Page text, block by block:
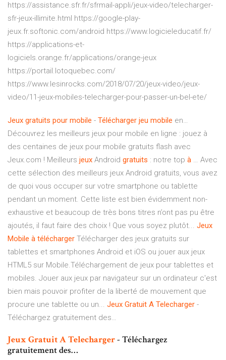
https://assistance.sfr.fr/sfrmail-appli/jeux-video/telecharger-
sfr-jeux-illimite.html https://google-play-
jeux.fr.softonic.com/android https://www.logicieleducatif.fr/
https://applications-et-
logiciels.orange.fr/applications/orange-jeux
https://portail.lotoquebec.com/
https://www.lesinrocks.com/2018/07/20/jeux-video/jeux-
video/11-jeux-mobiles-telecharger-pour-passer-un-bel-ete/
Jeux gratuits pour mobile - Télécharger jeu mobile en…
Découvrez les meilleurs jeux pour mobile en ligne : jouez à
des centaines de jeux pour mobile gratuits flash avec
Jeux.com ! Meilleurs jeux Android gratuits : notre top à … Avec
cette sélection des meilleurs jeux Android gratuits, vous avez
de quoi vous occuper sur votre smartphone ou tablette
pendant un moment. Cette liste est bien évidemment non-
exhaustive et beaucoup de très bons titres n’ont pas pu être
ajoutés, il faut faire des choix ! Que vous soyez plutôt... Jeux
Mobile à télécharger Télécharger des jeux gratuits sur
tablettes et smartphones Android et iOS ou jouer aux jeux
HTML5 sur Mobile.Téléchargement de jeux pour tablettes et
mobiles. Jouer aux jeux par navigateur sur un ordinateur c'est
bien mais pouvoir profiter de la liberté de mouvement que
procure une tablette ou un... Jeux Gratuit A Telecharger -
Téléchargez gratuitement des…
Jeux GratuitATelecharger- Téléchargez
gratuitement des…